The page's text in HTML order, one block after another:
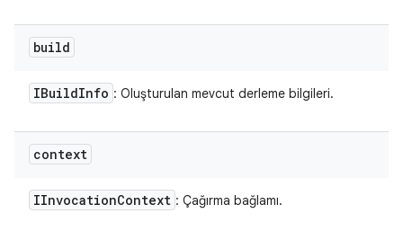
build
IBuildInfo : Oluşturulan mevcut derleme bilgileri.
context
IInvocationContext : Çağırma bağlamı.